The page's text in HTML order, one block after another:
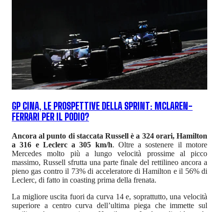
GP CINA, LE PROSPETTIVE DELLA SPRINT: MCLAREN-
FERRARI PER IL PODIO?
Ancora al punto di staccata Russell è a 324 orari, Hamilton
a 316 e Leclerc a 305 km/h. Oltre a sostenere il motore
Mercedes molto più a lungo velocità prossime al picco
massimo, Russell sfrutta una parte finale del rettilineo ancora a
pieno gas contro il 73% di acceleratore di Hamilton e il 56% di
Leclerc, di fatto in coasting prima della frenata.
La migliore uscita fuori da curva 14 e, soprattutto, una velocità
superiore a centro curva dell’ultima piega che immette sul